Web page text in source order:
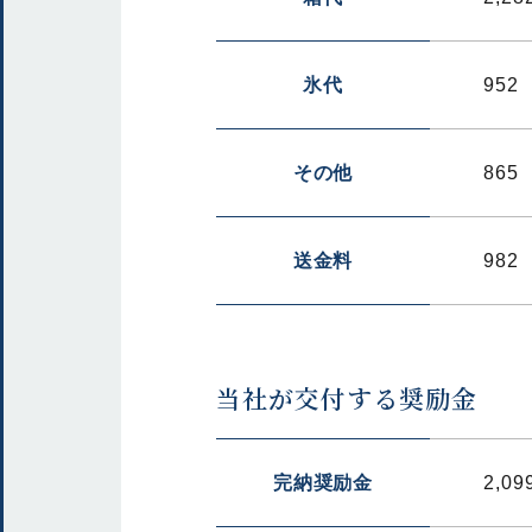
氷代 952
その他 865
送金料 982
当社が交付する奨励金
完納奨励金